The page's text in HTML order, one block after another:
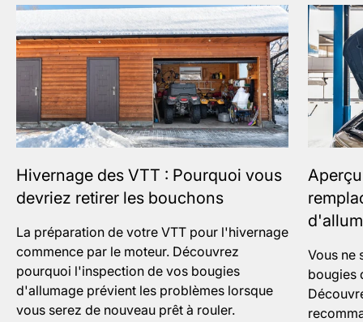
Hivernage des VTT : Pourquoi vous
devriez retirer les bouchons
La préparation de votre VTT pour l'hivernage
commence par le moteur. Découvrez
pourquoi l'inspection de vos bougies
d'allumage prévient les problèmes lorsque
vous serez de nouveau prêt à rouler.
Vous ne
bougies